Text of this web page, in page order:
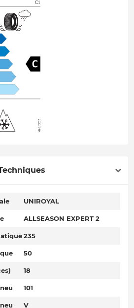
UNIROYAL
ALLSEASON EXPERT 2
235
50
18
101
V